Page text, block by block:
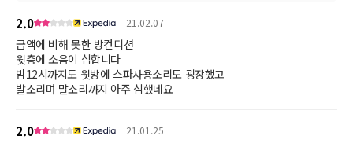
2.0 21.02.07
금액에 비해 못한 방컨디션
윗층에 소음이 심합니다
밤12시까지도 윗방에 스파사용소리도 굉장했고
발소리며 말소리까지 아주 심했네요
2.0 21.01.25